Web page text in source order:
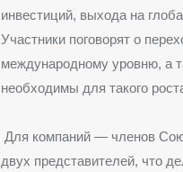
инвестиций, выхода на
Участники поговорят о
международному уровню, а
необходимы для такого
Для компаний — членов
двух представителей, что